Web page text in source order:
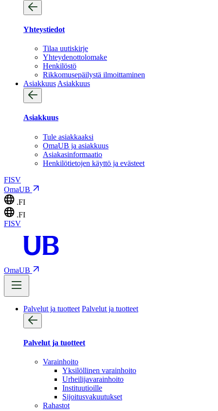
Yhteystiedot
Tilaa uutiskirje
Yhteydenotto­lomake
Henkilöstö
Rikkomusepäilystä ilmoittaminen
Asiakkuus Asiakkuus
Asiakkuus
Tule asiakkaaksi
OmaUB ja asiakkuus
Asiakasinformaatio
Henkilötietojen käyttö ja evästeet
FISV
OmaUB
.FI
.FI
FISV
OmaUB
Palvelut ja tuotteet Palvelut ja tuotteet
Palvelut ja tuotteet
Varainhoito
Yksilöllinen varainhoito
Urheilijavarainhoito
Instituutioille
Sijoitusvakuutukset
Rahastot